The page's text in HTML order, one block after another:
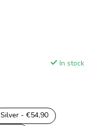
In stock
Silver - €54,90